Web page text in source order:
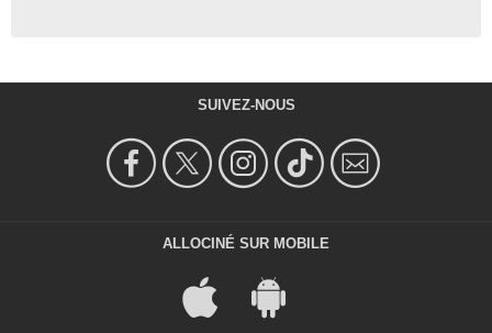
SUIVEZ-NOUS
ALLOCINÉ SUR MOBILE